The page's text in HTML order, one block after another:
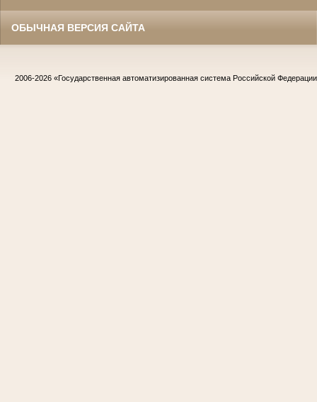
ОБЫЧНАЯ ВЕРСИЯ САЙТА
2006-2026 «Государственная автоматизированная система Российской